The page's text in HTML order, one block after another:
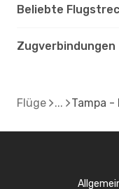
Beliebte
Zugverbindungen
Flüge Tampa -